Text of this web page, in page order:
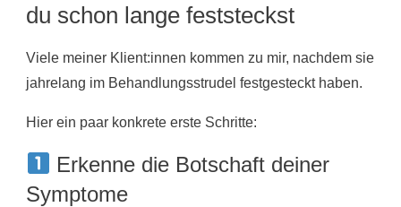
du schon lange feststeckst
Viele meiner Klient:innen kommen zu mir, nachdem sie
jahrelang im Behandlungsstrudel festgesteckt haben.
Hier ein paar konkrete erste Schritte:
Erkenne die Botschaft deiner
Symptome